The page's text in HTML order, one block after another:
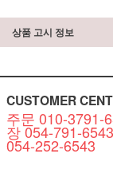
상품 고시 정보
CUSTOMER
주문 010-3791-
장 054-791-
054-252-6543